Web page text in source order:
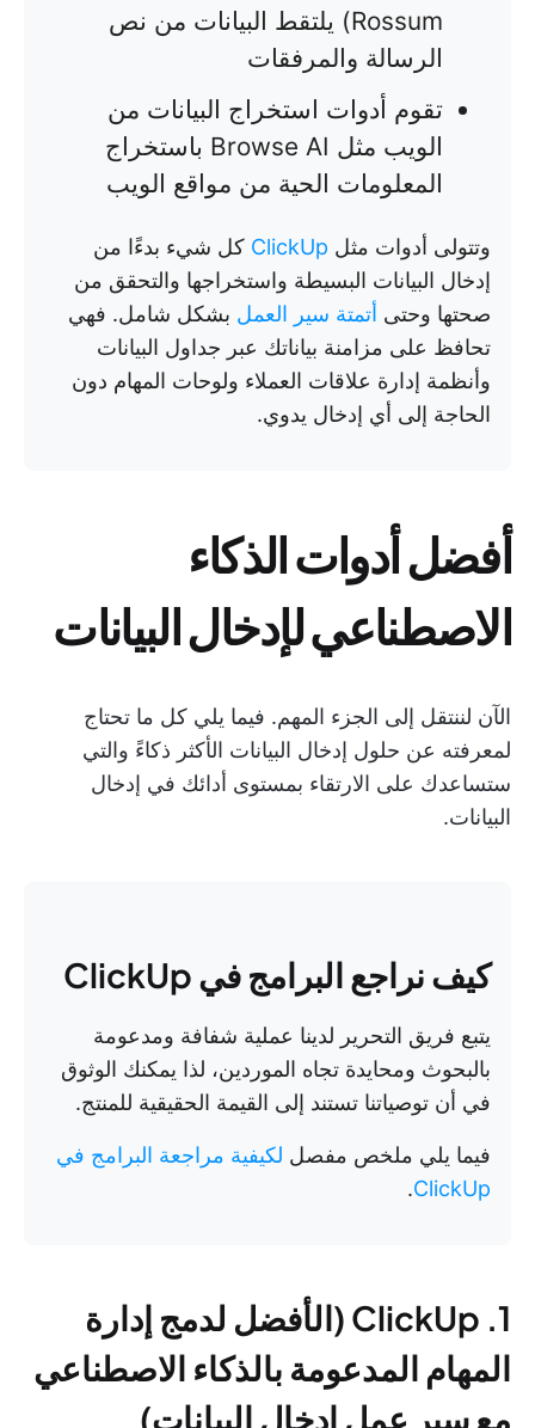
Rossum) يلتقط البيانات من نص
الرسالة والمرفقات
تقوم أدوات استخراج البيانات من
الويب مثل Browse AI باستخراج
المعلومات الحية من مواقع الويب
وتتولى أدوات مثل ClickUp كل شيء بدءًا من
إدخال البيانات البسيطة واستخراجها والتحقق من
صحتها وحتى أتمتة سير العمل بشكل شامل. فهي
تحافظ على مزامنة بياناتك عبر جداول البيانات
وأنظمة إدارة علاقات العملاء ولوحات المهام دون
الحاجة إلى أي إدخال يدوي.
أفضل أدوات الذكاء
الاصطناعي لإدخال البيانات
الآن لننتقل إلى الجزء المهم. فيما يلي كل ما تحتاج
لمعرفته عن حلول إدخال البيانات الأكثر ذكاءً والتي
ستساعدك على الارتقاء بمستوى أدائك في إدخال
البيانات.
كيف نراجع البرامج في ClickUp
يتبع فريق التحرير لدينا عملية شفافة ومدعومة
بالبحوث ومحايدة تجاه الموردين، لذا يمكنك الوثوق
في أن توصياتنا تستند إلى القيمة الحقيقية للمنتج.
فيما يلي ملخص مفصل لكيفية مراجعة البرامج في
ClickUp
.
1. ClickUp (الأفضل لدمج إدارة
المهام المدعومة بالذكاء الاصطناعي
مع سير عمل إدخال البيانات)